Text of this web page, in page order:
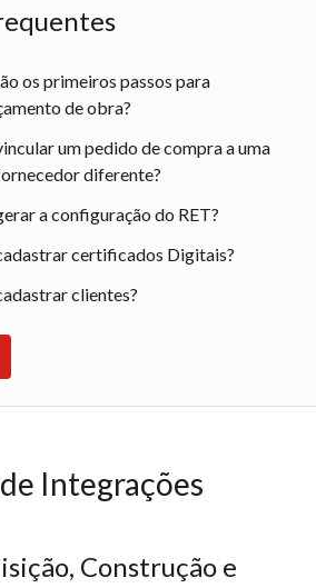
os primeiros passos para
de obra?
um pedido de compra a uma
diferente?
a configuração do RET?
certificados Digitais?
clientes?
Integrações
Construção e